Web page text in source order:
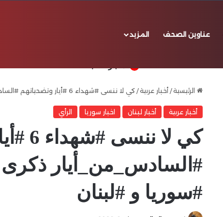
عناوين الصحف المزيد
الرئيسية/ أخبار عربية/ كي لا ننسى #شهداء 6 #أيار وتضحياتهم #السادس_من_أيار ذكرى #عيد_الشهداء في #سوريا و #لبنان
أخبار عربية أخبار لبنان اخبار سوريا الرأي
كي لا
#السادس_من_أيار
#سوريا و #لبنان